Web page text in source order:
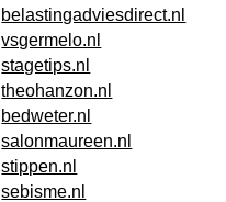
belastingadviesdirect.nl
vsgermelo.nl
stagetips.nl
theohanzon.nl
bedweter.nl
salonmaureen.nl
stippen.nl
sebisme.nl